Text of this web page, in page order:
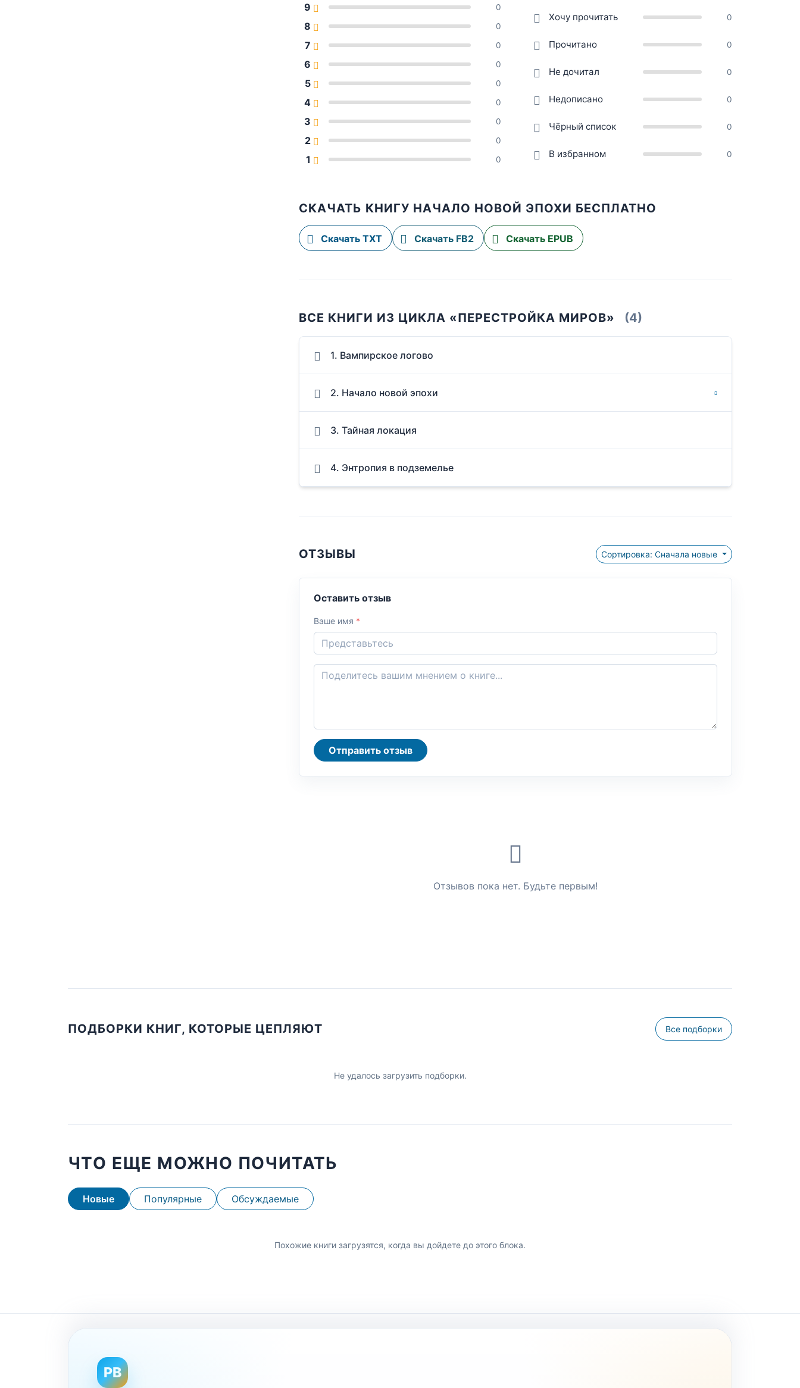
9 0
8 0
7 0
6 0
5 0
4 0
3 0
2 0
1 0
Хочу прочитать 0
Прочитано 0
Не дочитал 0
Недописано 0
Чёрный список 0
В избранном 0
СКАЧАТЬ КНИГУ НАЧАЛО НОВОЙ ЭПОХИ БЕСПЛАТНО
Скачать TXT Скачать FB2 Скачать EPUB
ВСЕ КНИГИ ИЗ ЦИКЛА «ПЕРЕСТРОЙКА МИРОВ» (4)
1. Вампирское логово
2. Начало новой эпохи
3. Тайная локация
4. Энтропия в подземелье
ОТЗЫВЫ Сортировка: Сначала новые
Оставить отзыв
Ваше имя *
Отправить отзыв
Отзывов пока нет. Будьте первым!
ПОДБОРКИ КНИГ, КОТОРЫЕ ЦЕПЛЯЮТ Все подборки
Не удалось загрузить подборки.
ЧТО ЕЩЕ МОЖНО ПОЧИТАТЬ
Новые Популярные Обсуждаемые
Похожие книги загрузятся, когда вы дойдете до этого блока.
PB